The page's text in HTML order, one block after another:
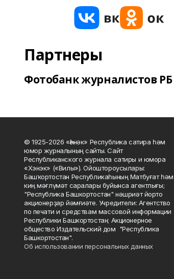
Партнеры
Фотобанк журналистов РБ
© 1925-2026 «Һәнәк» Республика сатира һәм
юмор журналының сайты. Сайт
Республиканского журнала сатиры и юмора
«Хэнэк» («Вилы»). Ойоштороусылары:
Башҡортостан Республикаһының Матбуғат һәм
киң мәғлүмәт саралары буйынса агентлығы;
"Республика Башкортостан" нәшриәт йорто
акционерҙар йәмғиәте. Учредители: Агентство
по печати и средствам массовой информации
Республики Башкортостан; Акционерное
общество Издательский дом "Республика
Башкортостан".
Об использовании персональных данных